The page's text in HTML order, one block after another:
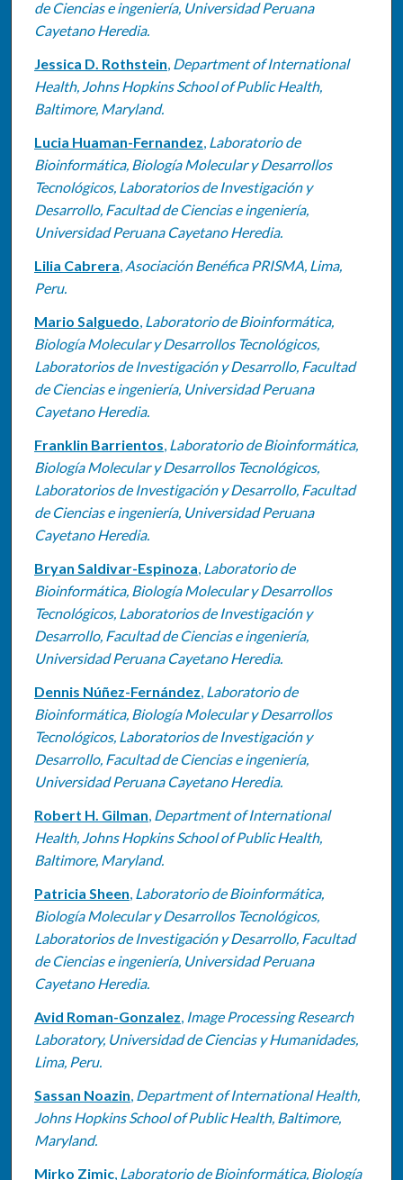
de Ciencias e ingeniería, Universidad Peruana
Cayetano Heredia.
Jessica D. Rothstein, Department of International
Health, Johns Hopkins School of Public Health,
Baltimore, Maryland.
Lucia Huaman-Fernandez, Laboratorio de
Bioinformática, Biología Molecular y Desarrollos
Tecnológicos, Laboratorios de Investigación y
Desarrollo, Facultad de Ciencias e ingeniería,
Universidad Peruana Cayetano Heredia.
Lilia Cabrera, Asociación Benéfica PRISMA, Lima,
Peru.
Mario Salguedo, Laboratorio de Bioinformática,
Biología Molecular y Desarrollos Tecnológicos,
Laboratorios de Investigación y Desarrollo, Facultad
de Ciencias e ingeniería, Universidad Peruana
Cayetano Heredia.
Franklin Barrientos, Laboratorio de Bioinformática,
Biología Molecular y Desarrollos Tecnológicos,
Laboratorios de Investigación y Desarrollo, Facultad
de Ciencias e ingeniería, Universidad Peruana
Cayetano Heredia.
Bryan Saldivar-Espinoza, Laboratorio de
Bioinformática, Biología Molecular y Desarrollos
Tecnológicos, Laboratorios de Investigación y
Desarrollo, Facultad de Ciencias e ingeniería,
Universidad Peruana Cayetano Heredia.
Dennis Núñez-Fernández, Laboratorio de
Bioinformática, Biología Molecular y Desarrollos
Tecnológicos, Laboratorios de Investigación y
Desarrollo, Facultad de Ciencias e ingeniería,
Universidad Peruana Cayetano Heredia.
Robert H. Gilman, Department of International
Health, Johns Hopkins School of Public Health,
Baltimore, Maryland.
Patricia Sheen, Laboratorio de Bioinformática,
Biología Molecular y Desarrollos Tecnológicos,
Laboratorios de Investigación y Desarrollo, Facultad
de Ciencias e ingeniería, Universidad Peruana
Cayetano Heredia.
Avid Roman-Gonzalez, Image Processing Research
Laboratory, Universidad de Ciencias y Humanidades,
Lima, Peru.
Sassan Noazin, Department of International Health,
Johns Hopkins School of Public Health, Baltimore,
Maryland.
Mirko Zimic, Laboratorio de Bioinformática, Biología